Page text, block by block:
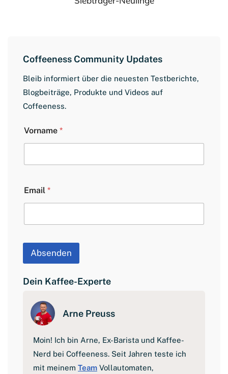
Coffeeness Community Updates
Bleib informiert über die neuesten Testberichte,
Blogbeiträge, Produkte und Videos auf
Coffeeness.
a
y
u
m
a
m
Vorname *
Email *
Absenden
Dein Kaffee-Experte
Arne Preuss
Moin! Ich bin Arne, Ex-Barista und Kaffee-
Nerd bei Coffeeness. Seit Jahren teste ich
mit meinem Team Vollautomaten,